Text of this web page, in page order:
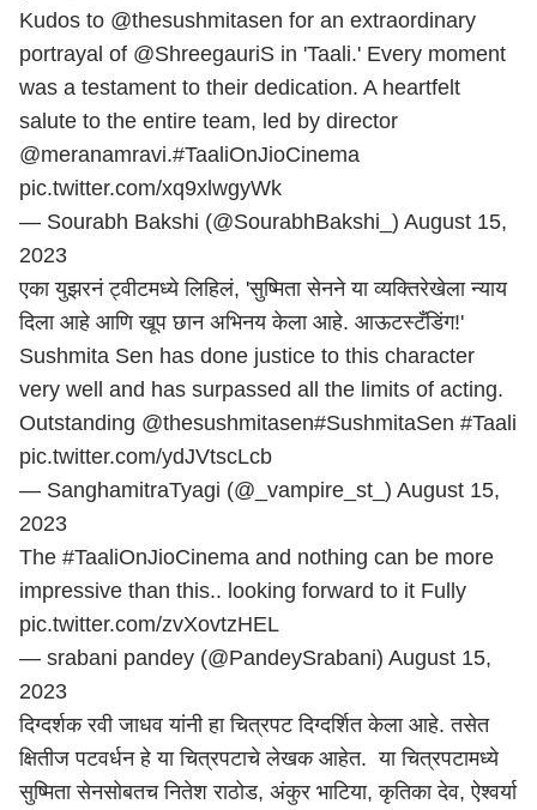
Kudos to @thesushmitasen for an extraordinary
portrayal of @ShreegauriS in 'Taali.' Every moment
was a testament to their dedication. A heartfelt
salute to the entire team, led by director
@meranamravi.#TaaliOnJioCinema
pic.twitter.com/xq9xlwgyWk
— Sourabh Bakshi (@SourabhBakshi_) August 15,
2023
एका युझरनं ट्वीटमध्ये लिहिलं, 'सुष्मिता सेनने या व्यक्तिरेखेला न्याय
दिला आहे आणि खूप छान अभिनय केला आहे. आऊटस्टँडिंग!'
Sushmita Sen has done justice to this character
very well and has surpassed all the limits of acting.
Outstanding @thesushmitasen#SushmitaSen #Taali
pic.twitter.com/ydJVtscLcb
— SanghamitraTyagi (@_vampire_st_) August 15,
2023
The #TaaliOnJioCinema and nothing can be more
impressive than this.. looking forward to it Fully
pic.twitter.com/zvXovtzHEL
— srabani pandey (@PandeySrabani) August 15,
2023
दिग्दर्शक रवी जाधव यांनी हा चित्रपट दिग्दर्शित केला आहे. तसेत
क्षितीज पटवर्धन हे या चित्रपटाचे लेखक आहेत. या चित्रपटामध्ये
सुष्मिता सेनसोबतच नितेश राठोड, अंकुर भाटिया, कृतिका देव, ऐश्वर्या